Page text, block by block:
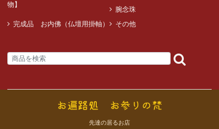
物】
腕念珠
完成品 お内佛（仏壇用掛軸）
その他
先達の居るお店